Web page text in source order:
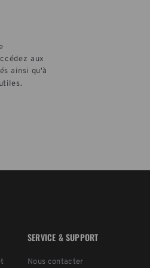
aux
ainsi qu'à
SERVICE & SUPPORT
Nous contacter